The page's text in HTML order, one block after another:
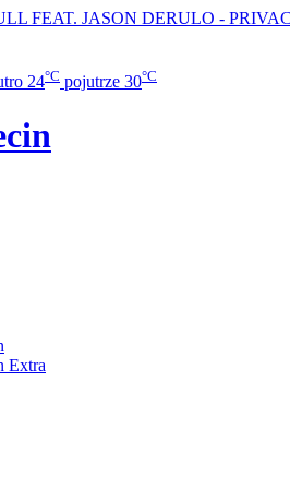
FEAT. JASON DERULO -
24°C pojutrze 30°C
Extra